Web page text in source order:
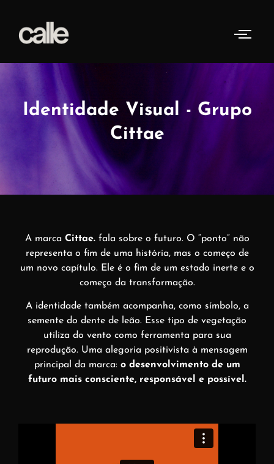
Identidade Visual - Grupo
Cittae
A marca Cittae.fala sobre o futuro. O “ponto” não
representa o fim de uma história, mas o começo de
um novo capítulo. Ele é o fim de um estado inerte e o
começo da transformação.
A identidade também acompanha, como símbolo, a
semente do dente de leão. Esse tipo de vegetação
utiliza do vento como ferramenta para sua
reprodução. Uma alegoria positivista à mensagem
principal da marca: o desenvolvimento de um
futuro mais consciente, responsável e possível.